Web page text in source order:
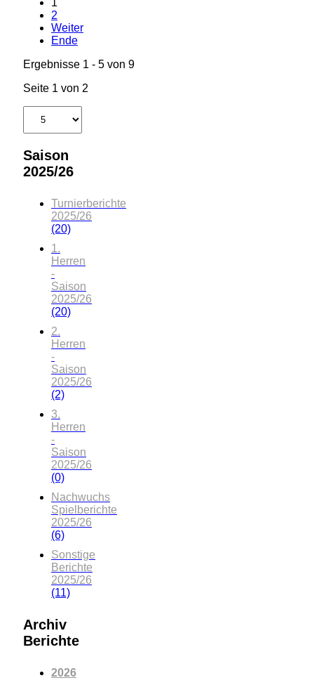
2
Weiter
Ende
Ergebnisse 1 - 5 von 9
Seite 1 von 2
Saison
2025/26
Turnierberichte
2025/26
(20)
1.
Herren
-
Saison
2025/26
(20)
2.
Herren
-
Saison
2025/26
(2)
3.
Herren
-
Saison
2025/26
(0)
Nachwuchs
Spielberichte
2025/26
(6)
Sonstige
Berichte
2025/26
(11)
Archiv
Berichte
2026